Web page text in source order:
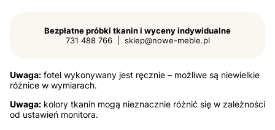
Bezpłatne próbki tkanin i wyceny indywidualne
731 488 766 | sklep@nowe-meble.pl
Uwaga: fotel wykonywany jest ręcznie – możliwe są niewielkie
różnice w wymiarach.
Uwaga: kolory tkanin mogą nieznacznie różnić się w zależności
od ustawień monitora.